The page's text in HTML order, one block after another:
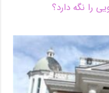
را نگه دارد؟